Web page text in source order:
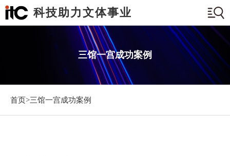
科技助力文体事业
三馆一宫成功案例
首页>三馆一宫成功案例